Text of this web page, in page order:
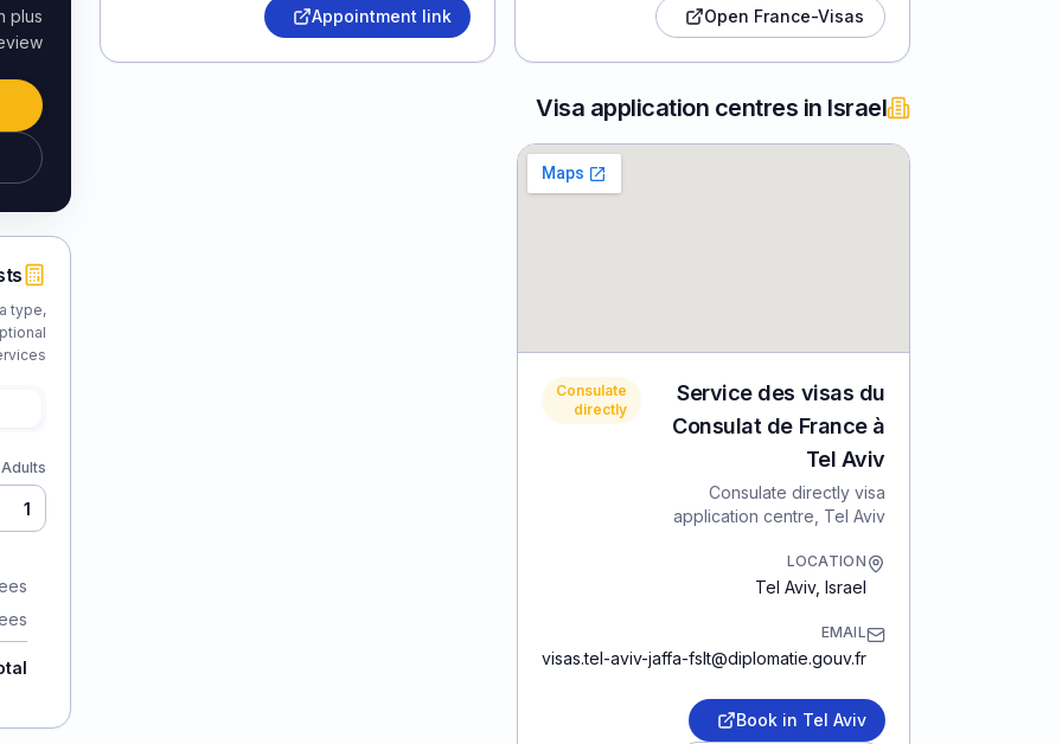
Open France-Visas
Appointment link
Visa application centres in Israel
Service des visas du
Consulat de France à
Tel Aviv
Consulate directly visa
application centre, Tel Aviv
Consulate
directly
LOCATION
Tel Aviv, Israel
EMAIL
visas.tel-aviv-jaffa-fslt@diplomatie.gouv.fr
Book in Tel Aviv
plus
type,
Adults